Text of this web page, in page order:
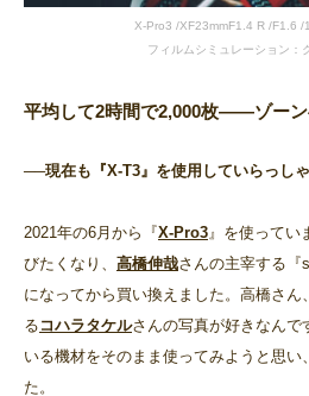
X-Pro3 /XF23mmF1.4 R /F1.6
フィルムシミュレーション：
平均して2時間で2,000枚――ゾー
──現在も『X-T3』を使用していらっし
2021年の6月から『X-Pro3 』を使ってい
びたくなり、 高橋伸哉さんの主宰する『
になってから買い換えました。高橋さ
る コハラタケルさんの写真が好きなんで
いる機材をそのまま使ってみようと思い
た。